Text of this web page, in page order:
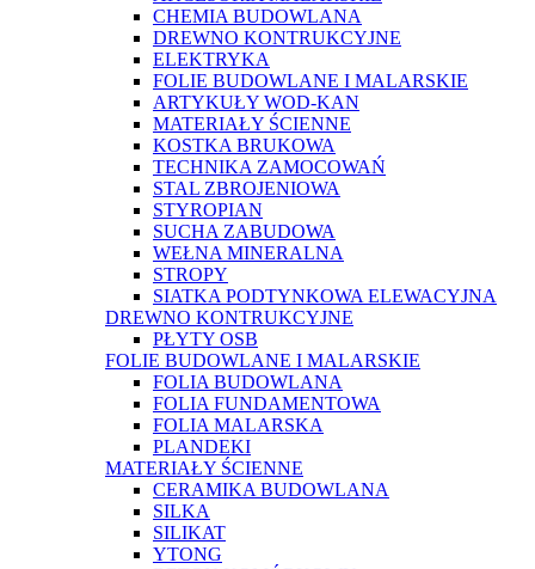
CHEMIA BUDOWLANA
DREWNO KONTRUKCYJNE
ELEKTRYKA
FOLIE BUDOWLANE I MALARSKIE
ARTYKUŁY WOD-KAN
MATERIAŁY ŚCIENNE
KOSTKA BRUKOWA
TECHNIKA ZAMOCOWAŃ
STAL ZBROJENIOWA
STYROPIAN
SUCHA ZABUDOWA
WEŁNA MINERALNA
STROPY
SIATKA PODTYNKOWA ELEWACYJNA
DREWNO KONTRUKCYJNE
PŁYTY OSB
FOLIE BUDOWLANE I MALARSKIE
FOLIA BUDOWLANA
FOLIA FUNDAMENTOWA
FOLIA MALARSKA
PLANDEKI
MATERIAŁY ŚCIENNE
CERAMIKA BUDOWLANA
SILKA
SILIKAT
YTONG